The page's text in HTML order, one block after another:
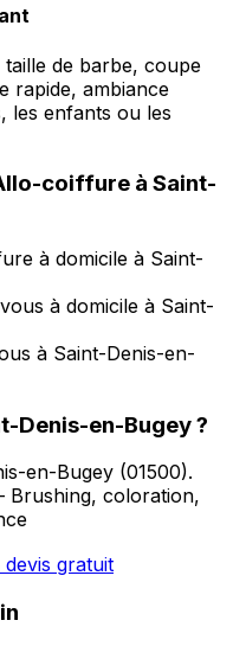
de barbe, coupe
rapide, ambiance
les enfants ou les
coiffure à Saint-
à domicile à Saint-
à domicile à Saint-
à Saint-Denis-en-
Denis-en-Bugey?
en-Bugey (01500).
Brushing, coloration,
gratuit